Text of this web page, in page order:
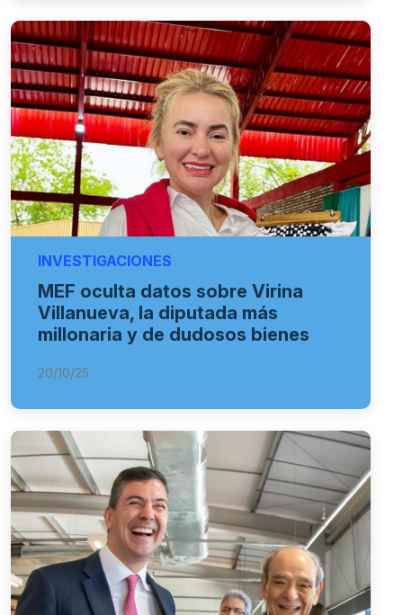
INVESTIGACIONES
MEF oculta datos sobre Virina
Villanueva, la diputada más
millonaria y de dudosos bienes
20/10/25